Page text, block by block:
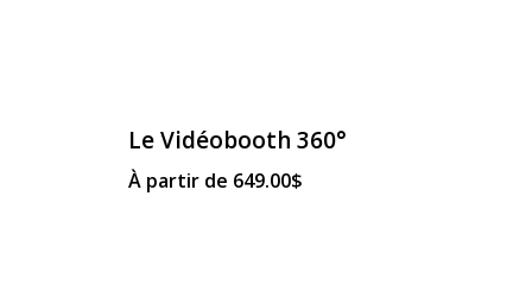
Le Vidéobooth 360°
À partir de 649.00$